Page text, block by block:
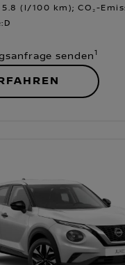
(l/100 km); CO₂-
senden1